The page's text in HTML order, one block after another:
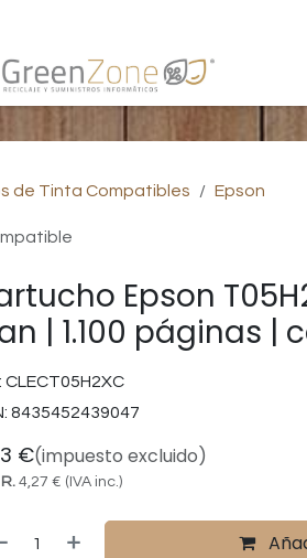
de Tinta Compatibles Epson
Epson
| 1.100 páginas |
CLECT05H2XC
8435452439047
€(impuesto excluido)
4,27 € (IVA inc.)